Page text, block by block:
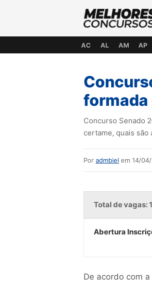
AC AL AM AP
formada
Concurso Senado
certame, quais são
Por admbiel em 14/
Total de vagas:
Abertura
De acordo com